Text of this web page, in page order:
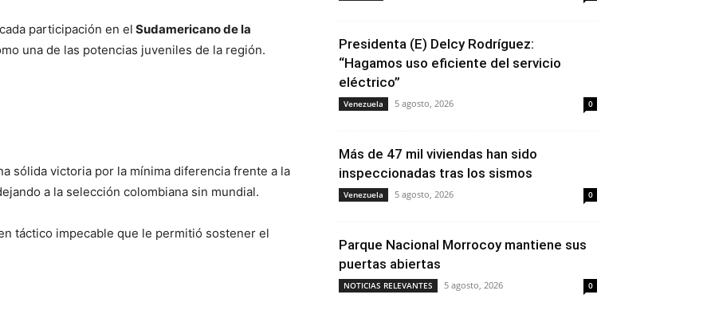
participación en el Sudamericano de la
una de las potencias juveniles de la región.
sólida victoria por la mínima diferencia frente a la
a la selección colombiana sin mundial.
táctico impecable que le permitió sostener el
Presidenta (E) Delcy Rodríguez:
“Hagamos uso eficiente del servicio
eléctrico”
Venezuela 5 agosto, 2026 0
Más de 47 mil viviendas han sido
inspeccionadas tras los sismos
Venezuela 5 agosto, 2026 0
Parque Nacional Morrocoy mantiene sus
puertas abiertas
NOTICIAS RELEVANTES 5 agosto, 2026 0